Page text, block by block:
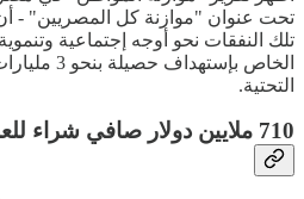
تحت عنوان "موازنة كل المصريين" - أن
تلك النفقات نحو أوجه إجتماعية
التحتية.
710 ملايين دولار صافي شراء للعرب والأجانب في أدوات الدين المصرية